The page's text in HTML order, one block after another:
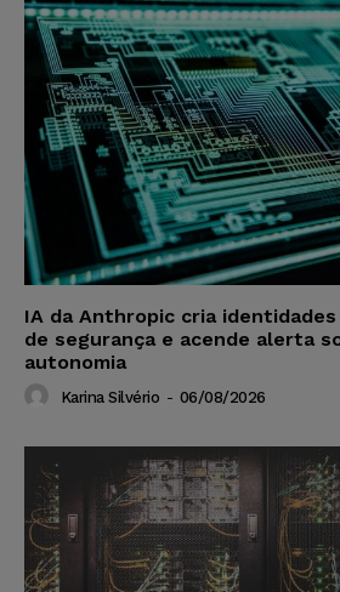
IA da Anthropic cria
de segurança e acende alerta
autonomia
Karina Silvério - 06/08/2026